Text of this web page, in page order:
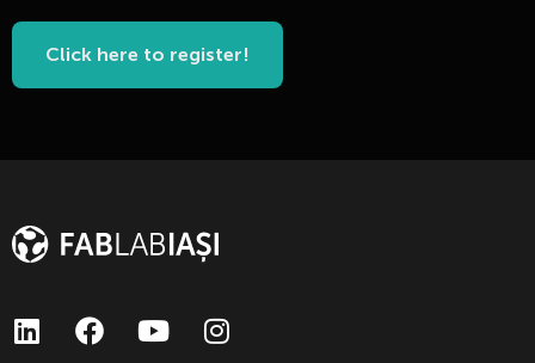
Click here to register!